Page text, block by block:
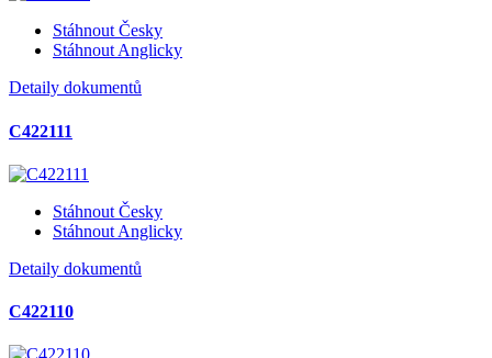
Stáhnout Česky
Stáhnout Anglicky
Detaily dokumentů
C422111
Stáhnout Česky
Stáhnout Anglicky
Detaily dokumentů
C422110